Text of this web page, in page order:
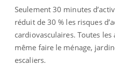
Seulement 30 minutes
réduit de 30 % les risques
cardiovasculaires. Toutes les
même faire le ménage,
escaliers.